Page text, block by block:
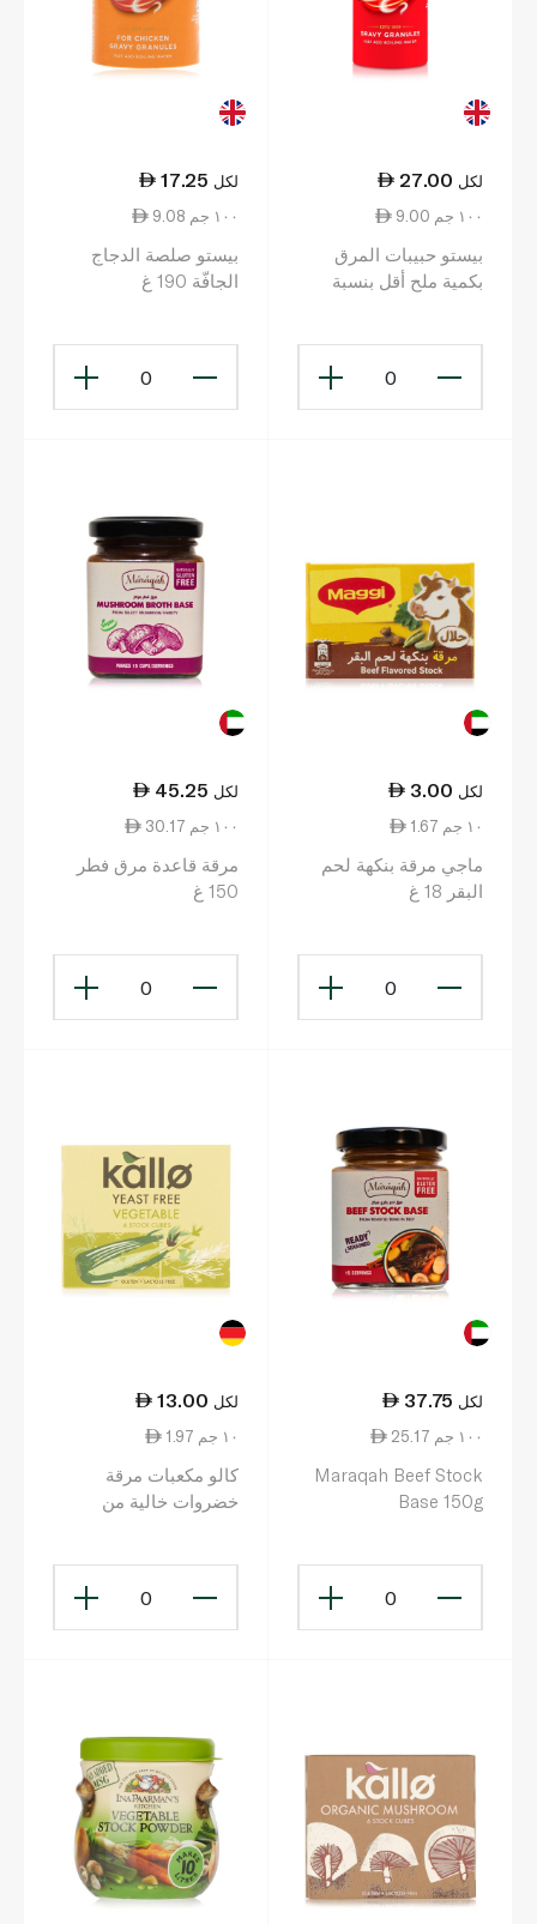
27.00 لكل
9.00 ١٠٠ جم
بيستو حبيبات المرق
بكمية ملح أقل بنسبة
0
17.25 لكل
9.08 ١٠٠ جم
بيستو صلصة الدجاج
الجافّة 190 غ
0
3.00 لكل
1.67 ١٠ جم
ماجي مرقة بنكهة لحم
البقر 18 غ
0
45.25 لكل
30.17 ١٠٠ جم
مرقة قاعدة مرق فطر
150 غ
0
37.75 لكل
25.17 ١٠٠ جم
Maraqah Beef Stock
Base 150g
0
13.00 لكل
1.97 ١٠ جم
كالو مكعبات مرقة
خضروات خالية من
0